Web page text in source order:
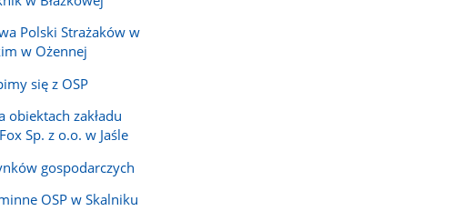
Polski Strażaków w
w Ożennej
się z OSP
obiektach zakładu
Sp. z o.o. w Jaśle
gospodarczych
OSP w Skalniku